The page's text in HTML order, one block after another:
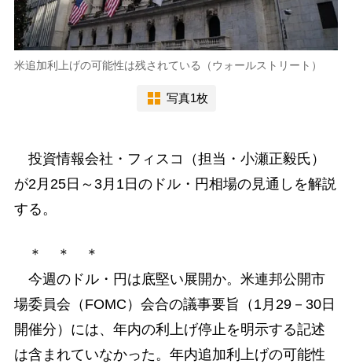
米追加利上げの可能性は残されている（ウォールストリート）
写真1枚
投資情報会社・フィスコ（担当・小瀬正毅氏）
が2月25日～3月1日のドル・円相場の見通しを解説
する。
＊ ＊ ＊
今週のドル・円は底堅い展開か。米連邦公開市
場委員会（FOMC）会合の議事要旨（1月29－30日
開催分）には、年内の利上げ停止を明示する記述
は含まれていなかった。年内追加利上げの可能性